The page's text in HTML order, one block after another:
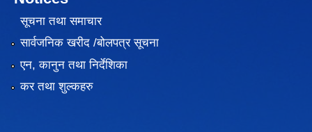
सूचना तथा समाचार
सार्वजनिक खरीद /बोलपत्र सूचना
एन, कानुन तथा निर्देशिका
कर तथा शुल्कहरु